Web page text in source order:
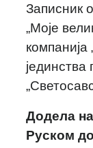
Записник
„Моје
Додела
Руском